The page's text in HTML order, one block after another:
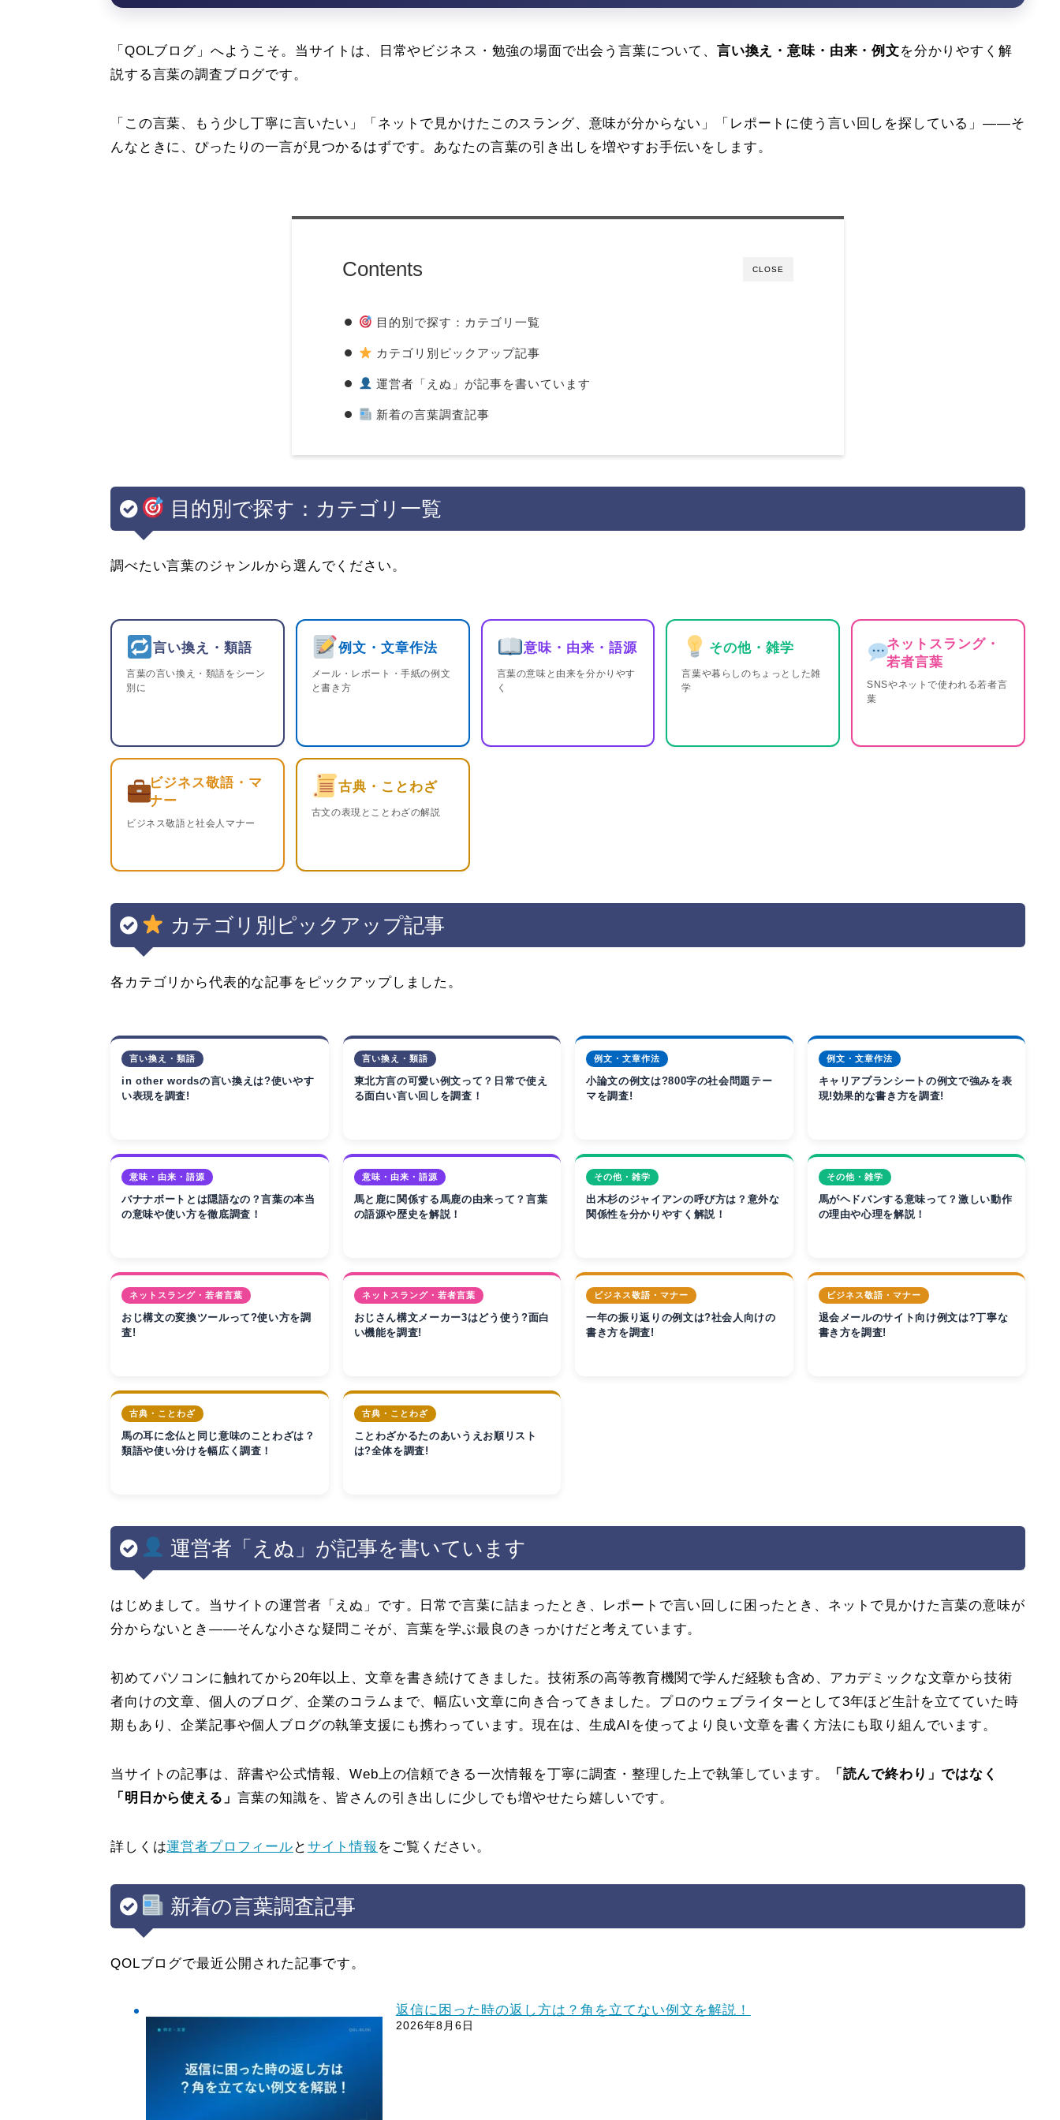
「QOLブログ」へようこそ。当サイトは、日常やビジネス・勉強の場面で出会う言葉について、 言い換え・意味・由来・例文を分かりやすく解
説する言葉の調査ブログです。
「この言葉、もう少し丁寧に言いたい」「ネットで見かけたこのスラング、意味が分からない」「レポートに使う言い回しを探している」——そ
んなときに、ぴったりの一言が見つかるはずです。あなたの言葉の引き出しを増やすお手伝いをします。
CLOSE
Contents
目的別で探す：カテゴリ一覧
カテゴリ別ピックアップ記事
運営者「えぬ」が記事を書いています
新着の言葉調査記事
目的別で探す：カテゴリ一覧
調べたい言葉のジャンルから選んでください。
言い換え・類語
言葉の言い換え・類語をシーン
別に
例文・文章作法
メール・レポート・手紙の例文
と書き方
意味・由来・語源
言葉の意味と由来を分かりやす
く
その他・雑学
言葉や暮らしのちょっとした雑
学
ネットスラング・
若者言葉
SNSやネットで使われる若者言
葉
ビジネス敬語・マ
ナー
ビジネス敬語と社会人マナー
古典・ことわざ
古文の表現とことわざの解説
カテゴリ別ピックアップ記事
各カテゴリから代表的な記事をピックアップしました。
言い換え・類語
in other wordsの言い換えは?使いやす
い表現を調査!
言い換え・類語
東北方言の可愛い例文って？日常で使え
る面白い言い回しを調査！
例文・文章作法
小論文の例文は?800字の社会問題テー
マを調査!
例文・文章作法
キャリアプランシートの例文で強みを表
現!効果的な書き方を調査!
意味・由来・語源
バナナボートとは隠語なの？言葉の本当
の意味や使い方を徹底調査！
意味・由来・語源
馬と鹿に関係する馬鹿の由来って？言葉
の語源や歴史を解説！
その他・雑学
出木杉のジャイアンの呼び方は？意外な
関係性を分かりやすく解説！
その他・雑学
馬がヘドバンする意味って？激しい動作
の理由や心理を解説！
ネットスラング・若者言葉
おじ構文の変換ツールって?使い方を調
査!
ネットスラング・若者言葉
おじさん構文メーカー3はどう使う?面白
い機能を調査!
ビジネス敬語・マナー
一年の振り返りの例文は?社会人向けの
書き方を調査!
ビジネス敬語・マナー
退会メールのサイト向け例文は?丁寧な
書き方を調査!
古典・ことわざ
馬の耳に念仏と同じ意味のことわざは？
類語や使い分けを幅広く調査！
古典・ことわざ
ことわざかるたのあいうえお順リスト
は?全体を調査!
運営者「えぬ」が記事を書いています
はじめまして。当サイトの運営者「えぬ」です。日常で言葉に詰まったとき、レポートで言い回しに困ったとき、ネットで見かけた言葉の意味が
分からないとき——そんな小さな疑問こそが、言葉を学ぶ最良のきっかけだと考えています。
初めてパソコンに触れてから20年以上、文章を書き続けてきました。技術系の高等教育機関で学んだ経験も含め、アカデミックな文章から技術
者向けの文章、個人のブログ、企業のコラムまで、幅広い文章に向き合ってきました。プロのウェブライターとして3年ほど生計を立てていた時
期もあり、企業記事や個人ブログの執筆支援にも携わっています。現在は、生成AIを使ってより良い文章を書く方法にも取り組んでいます。
当サイトの記事は、辞書や公式情報、Web上の信頼できる一次情報を丁寧に調査・整理した上で執筆しています。
「読んで終わり」ではなく
「明日から使える」 言葉の知識を、皆さんの引き出しに少しでも増やせたら嬉しいです。
詳しくは運営者プロフィール と サイト情報 をご覧ください。
新着の言葉調査記事
QOLブログで最近公開された記事です。
返信に困った時の返し方は？角を立てない例文を解説！
2026年8月6日